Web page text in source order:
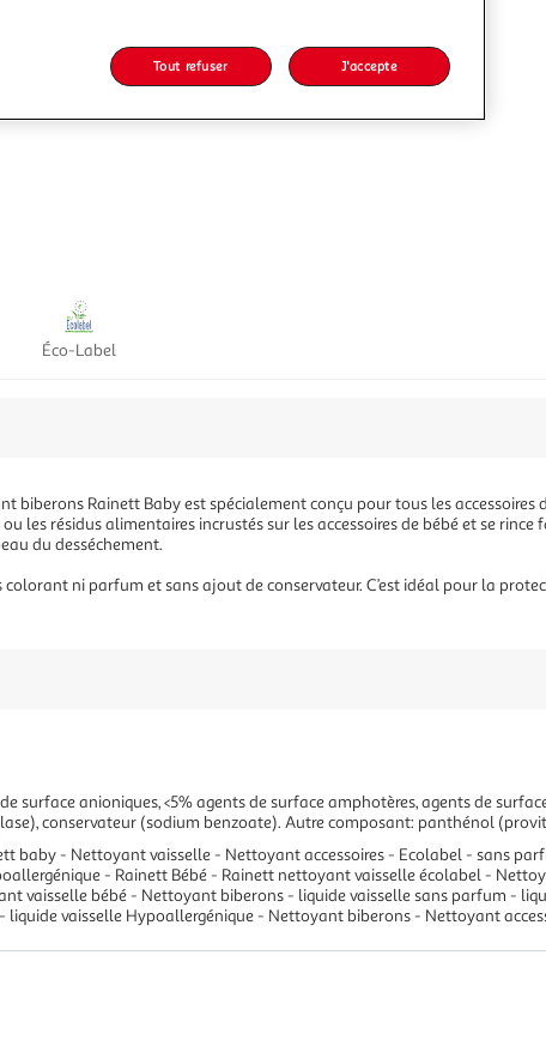
Éco-Label
biberons Rainett Baby est spécialement conçu pour tous les accessoires
les résidus alimentaires incrustés sur les accessoires de bébé et se rince
du desséchement.
ni parfum et sans ajout de conservateur. C’est idéal pour la
surface anioniques, <5% agents de surface amphotères, agents de
conservateur (sodium benzoate). Autre composant: panthénol
baby - Nettoyant vaisselle - Nettoyant accessoires - Ecolabel - sans
- Rainett Bébé - Rainett nettoyant vaisselle écolabel -
vaisselle bébé - Nettoyant biberons - liquide vaisselle sans parfum -
liquide vaisselle Hypoallergénique - Nettoyant biberons - Nettoyant
Tout refuser J'accepte